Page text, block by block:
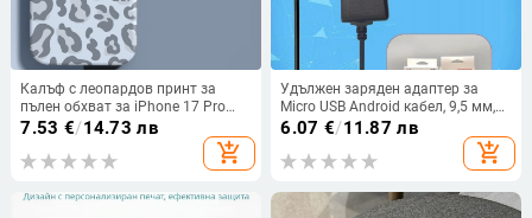
Калъф с леопардов принт за
пълен обхват за iPhone 17 Pro
Max и iPhone 16 Pro Max, дизайн с
ефект на течност, комплект от 15
броя
7.53 €/14.73 лв
add_shopping_cart
Удължен заряден адаптер за
Micro USB Android кабел, 9,5 мм,
модел L1
6.07 €/11.87 лв
add_shopping_cart